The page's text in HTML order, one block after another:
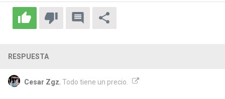
RESPUESTA
Cesar Zgz, Todo tiene un precio.